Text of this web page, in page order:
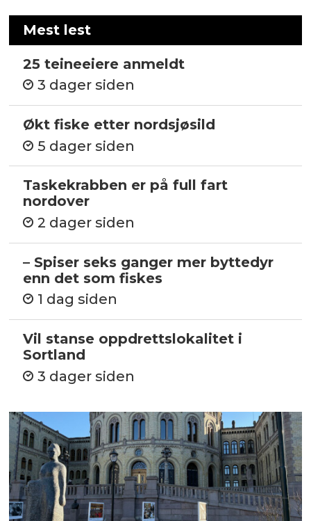
Mest lest
25 teineeiere anmeldt
3 dager siden
Økt fiske etter nordsjøsild
5 dager siden
Taskekrabben er på full fart
nordover
2 dager siden
– Spiser seks ganger mer byttedyr
enn det som fiskes
1 dag siden
Vil stanse oppdrettslokalitet i
Sortland
3 dager siden